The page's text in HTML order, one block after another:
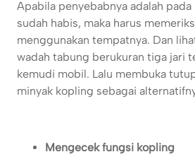
Apabila penyebabnya adalah
sudah habis, maka harus
menggunakan tempatnya. Dan
wadah tabung berukuran tiga jari
kemudi mobil. Lalu membuka
minyak kopling sebagai
Mengecek fungsi kopling